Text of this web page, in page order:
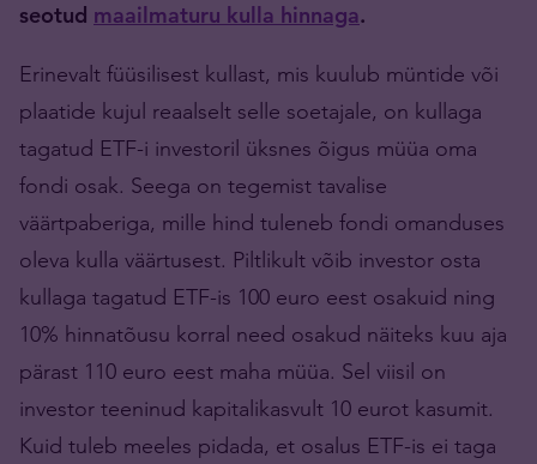
seotud maailmaturu kulla hinnaga.
Erinevalt füüsilisest kullast, mis kuulub müntide või
plaatide kujul reaalselt selle soetajale, on kullaga
tagatud ETF-i investoril üksnes õigus müüa oma
fondi osak. Seega on tegemist tavalise
väärtpaberiga, mille hind tuleneb fondi omanduses
oleva kulla väärtusest. Piltlikult võib investor osta
kullaga tagatud ETF-is 100 euro eest osakuid ning
10% hinnatõusu korral need osakud näiteks kuu aja
pärast 110 euro eest maha müüa. Sel viisil on
investor teeninud kapitalikasvult 10 eurot kasumit.
Kuid tuleb meeles pidada, et osalus ETF-is ei taga